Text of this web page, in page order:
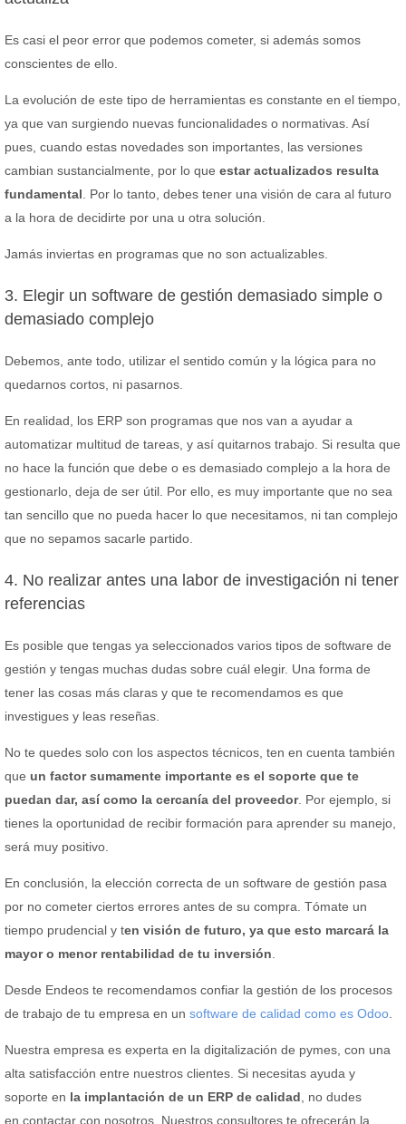
Es casi el peor error que podemos cometer, si además somos
conscientes de ello.
La evolución de este tipo de herramientas es constante en el tiempo,
ya que van surgiendo nuevas funcionalidades o normativas. Así
pues, cuando estas novedades son importantes, las versiones
cambian sustancialmente, por lo que estar actualizados resulta
fundamental . Por lo tanto, debes tener una visión de cara al futuro
a la hora de decidirte por una u otra solución.
Jamás inviertas en programas que no son actualizables.
3. Elegir un software de gestión demasiado simple o
demasiado complejo
Debemos, ante todo, utilizar el sentido común y la lógica para no
quedarnos cortos, ni pasarnos.
En realidad, los ERP son programas que nos van a ayudar a
automatizar multitud de tareas, y así quitarnos trabajo. Si resulta que
no hace la función que debe o es demasiado complejo a la hora de
gestionarlo, deja de ser útil. Por ello, es muy importante que no sea
tan sencillo que no pueda hacer lo que necesitamos, ni tan complejo
que no sepamos sacarle partido.
4. No realizar antes una labor de investigación ni tener
referencias
Es posible que tengas ya seleccionados varios tipos de software de
gestión y tengas muchas dudas sobre cuál elegir. Una forma de
tener las cosas más claras y que te recomendamos es que
investigues y leas reseñas.
No te quedes solo con los aspectos técnicos, ten en cuenta también
que un factor sumamente importante es el soporte que te
puedan dar, así como la cercanía del proveedor. Por ejemplo, si
tienes la oportunidad de recibir formación para aprender su manejo,
será muy positivo.
En conclusión, la elección correcta de un software de gestión pasa
por no cometer ciertos errores antes de su compra. Tómate un
tiempo prudencial y ten visión de futuro, ya que esto marcará la
mayor o menor rentabilidad de tu inversión
Desde Endeos te recomendamos confiar la gestión de los procesos
de trabajo de tu empresa en un software de calidad como es Odoo
Nuestra empresa es experta en la digitalización de pymes, con una
alta satisfacción entre nuestros clientes. Si necesitas ayuda y
soporte en la implantación de un ERP de calidad , no dudes
en contactar con nosotros. Nuestros consultores te ofrecerán la